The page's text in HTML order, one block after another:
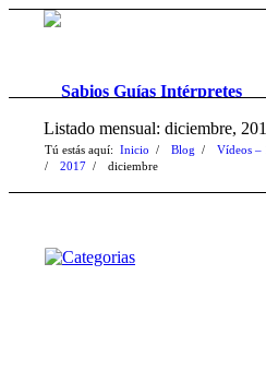
Listado mensual: diciembre,
Tú estás aquí: Inicio / Blog /
Vídeos –
/
2017 / diciembre